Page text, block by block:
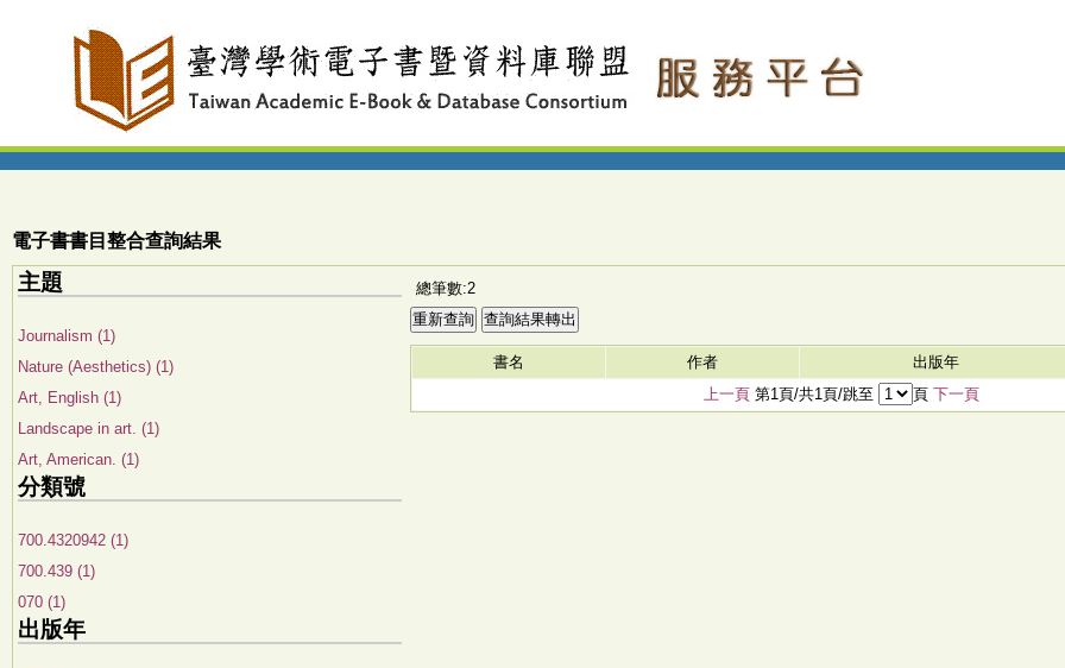
電子書書目整合查詢結果
主題
Journalism (1)
Nature (Aesthetics) (1)
Art, English (1)
Landscape in art. (1)
Art, American. (1)
分類號
700.4320942 (1)
700.439 (1)
070 (1)
出版年
總筆數:2
書名 作者 出版年
上一頁第1頁/共1頁/跳至 頁 下一頁